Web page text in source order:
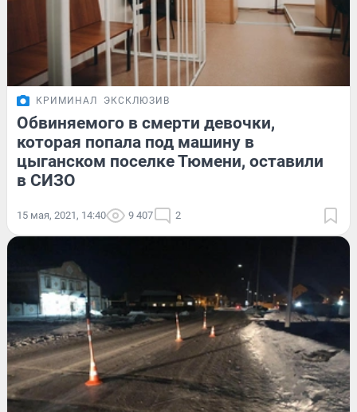
КРИМИНАЛ ЭКСКЛЮЗИВ
Обвиняемого в смерти девочки,
которая попала под машину в
цыганском поселке Тюмени, оставили
в СИЗО
15 мая, 2021, 14:40 9 407 2